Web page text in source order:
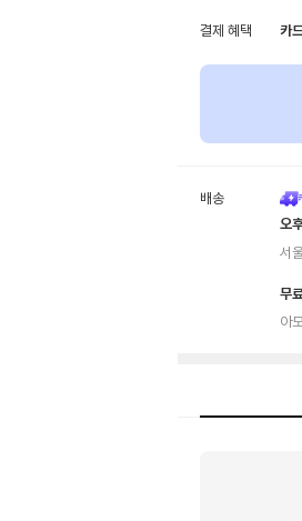
결제 혜택 카
배송
오
서
무
아